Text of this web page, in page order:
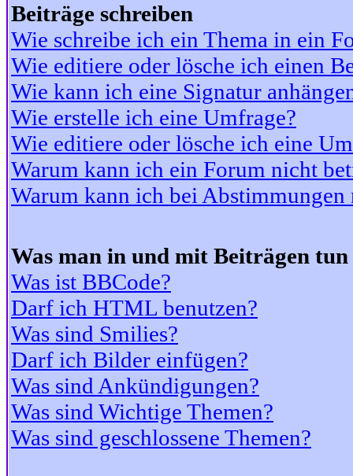
Beiträge schreiben
Wie schreibe ich ein Thema in ein
Wie editiere oder lösche ich einen
Wie kann ich eine Signatur
Wie erstelle ich eine Umfrage?
Wie editiere oder lösche ich eine
Warum kann ich ein Forum nicht
Warum kann ich bei
Was man in und mit Beiträgen
Was ist BBCode?
Darf ich HTML benutzen?
Was sind Smilies?
Darf ich Bilder einfügen?
Was sind Ankündigungen?
Was sind Wichtige Themen?
Was sind geschlossene Themen?